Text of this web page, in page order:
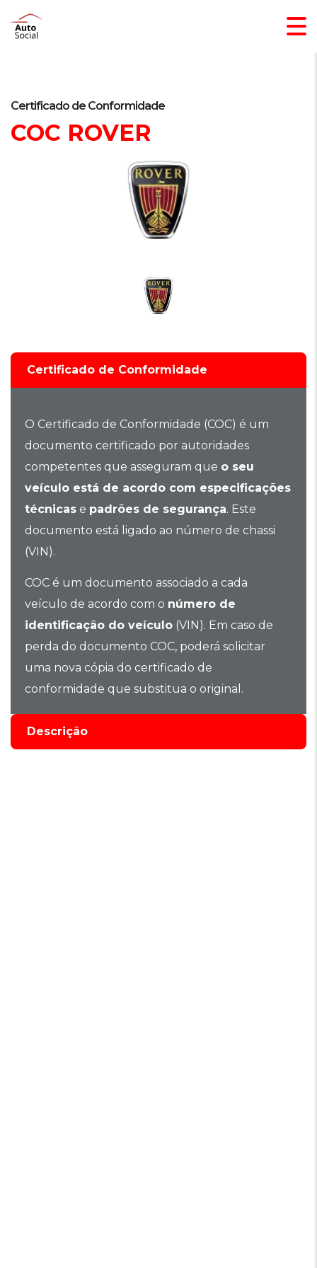
Certificado de Conformidade
COC ROVER
Certificado de Conformidade
O Certificado de Conformidade (COC) é um
documento certificado por autoridades
competentes que asseguram que o seu
veículo está de acordo com especificações
técnicas e padrões de segurança. Este
documento está ligado ao número de chassi
(VIN).
COC é um documento associado a cada
veículo de acordo com o número de
identificação do veículo (VIN). Em caso de
perda do documento COC, poderá solicitar
uma nova cópia do certificado de
conformidade que substitua o original.
Descrição